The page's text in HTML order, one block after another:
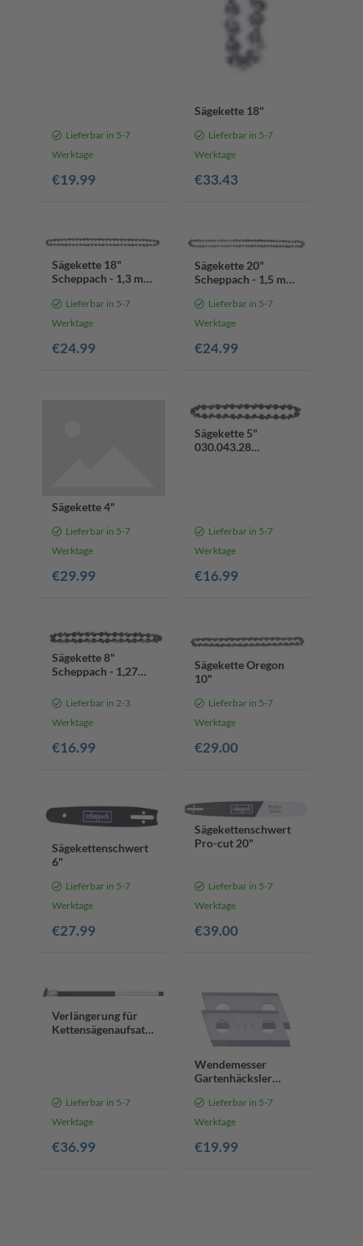
Lieferbar in 5-7
Werktage
€19.99
Sägekette 18"
Lieferbar in 5-7
Werktage
€33.43
Sägekette 18"
Scheppach - 1,3 mm
Treibglieder |
Schwertlänge 45 cm
Lieferbar in 5-7
Werktage
€24.99
Sägekette 20"
Scheppach - 1,5 mm
Treibglieder |
Schwertlänge 50cm
Lieferbar in 5-7
Werktage
€24.99
Sägekette 4"
Lieferbar in 5-7
Werktage
€29.99
Sägekette 5"
030.043.28
Lieferbar in 5-7
Werktage
€16.99
Sägekette 8"
Scheppach - 1,27
33 Treibglieder |
/ 8"
Lieferbar in 2-3
Werktage
€16.99
Sägekette Oregon
10"
Lieferbar in 5-7
Werktage
€29.00
Sägekettenschwert
6"
Lieferbar in 5-7
Werktage
€27.99
Sägekettenschwert
Pro-cut 20"
Lieferbar in 5-7
Werktage
€39.00
Verlängerung für
Kettensägenaufsatz
Lieferbar in 5-7
Werktage
€36.99
Wendemesser
Gartenhäcksler
x 4 mm
Lieferbar in 5-7
Werktage
€19.99